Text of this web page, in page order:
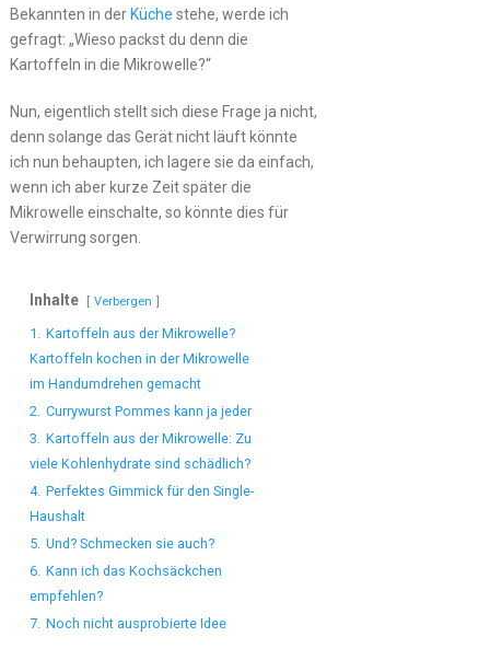
Bekannten in der Küche stehe, werde ich
gefragt: „Wieso packst du denn die
Kartoffeln in die Mikrowelle?“
Nun, eigentlich stellt sich diese Frage ja nicht,
denn solange das Gerät nicht läuft könnte
ich nun behaupten, ich lagere sie da einfach,
wenn ich aber kurze Zeit später die
Mikrowelle einschalte, so könnte dies für
Verwirrung sorgen.
Inhalte Verbergen
1. Kartoffeln aus der Mikrowelle?
Kartoffeln kochen in der Mikrowelle
im Handumdrehen gemacht
2. Currywurst Pommes kann ja jeder
3. Kartoffeln aus der Mikrowelle: Zu
viele Kohlenhydrate sind schädlich?
4. Perfektes Gimmick für den Single-
Haushalt
5. Und? Schmecken sie auch?
6. Kann ich das Kochsäckchen
empfehlen?
7. Noch nicht ausprobierte Idee